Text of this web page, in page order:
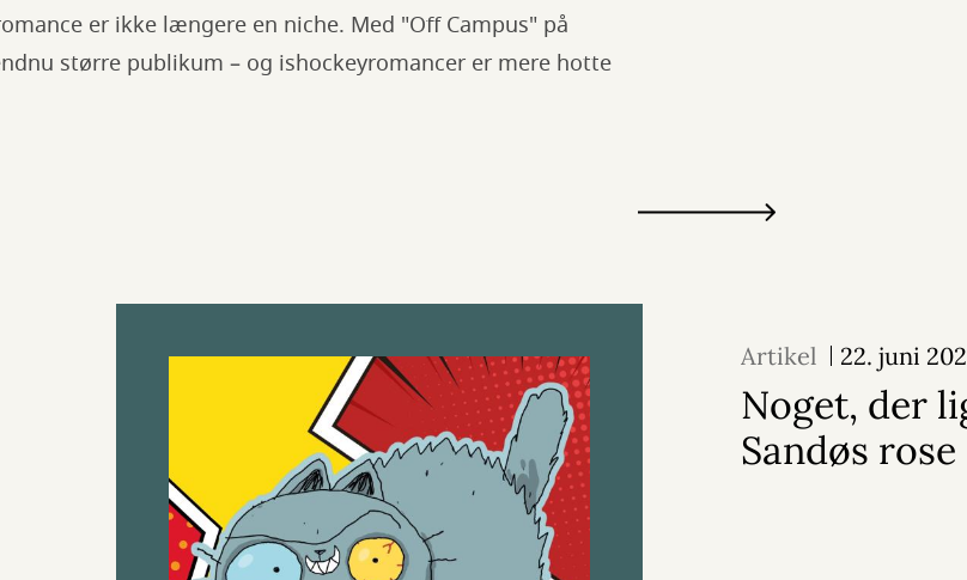
er ikke længere en niche. Med "Off Campus" på
større publikum – og ishockeyromancer er mere hotte
Artikel 22. juni
Noget, der
Sandøs rose